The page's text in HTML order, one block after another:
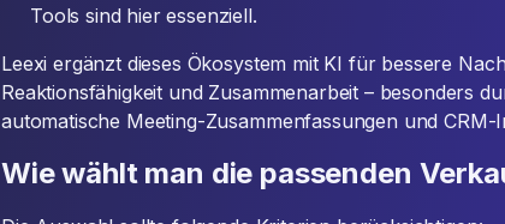
Tools sind hier essenziell.
Leexi ergänzt dieses Ökosystem mit KI für bessere
Reaktionsfähigkeit und Zusammenarbeit – besonders
automatische Meeting-Zusammenfassungen und CRM-
Wie wählt man die passenden